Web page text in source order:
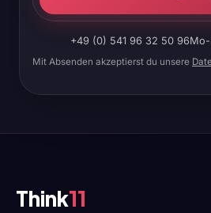
+49 (0) 541 96 32 50 96
Mit Absenden akzeptierst du unsere
Think11